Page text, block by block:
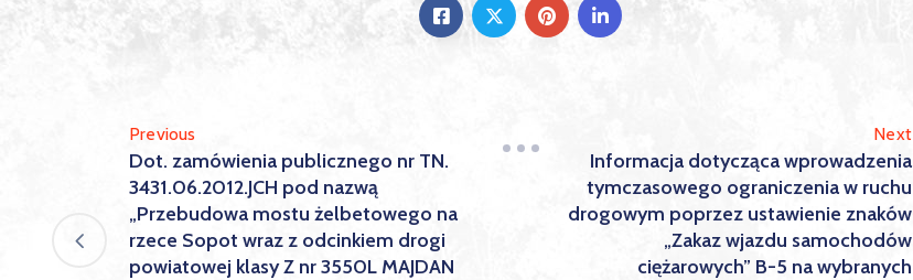
Previous
Dot. zamówienia publicznego nr TN.
3431.06.2012.JCH pod nazwą
„Przebudowa mostu żelbetowego na
rzece Sopot wraz z odcinkiem drogi
powiatowej klasy Z nr 3550L MAJDAN
Next
Informacja dotycząca wprowadzenia
tymczasowego ograniczenia w ruchu
drogowym poprzez ustawienie znaków
„Zakaz wjazdu samochodów
ciężarowych” B-5 na wybranych